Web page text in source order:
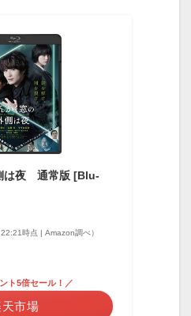
は夜 通常版 [Blu-
時点 | Amazon調べ）
ト5倍セール！／
市場